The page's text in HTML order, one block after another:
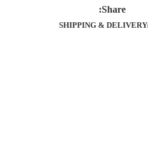
Share:
SHIPPING & DELIVERY